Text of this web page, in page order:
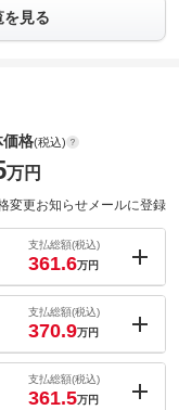
を見る
価格(税込)
万円
変更お知らせメールに登録
支払総額(税込)
361.6万円
支払総額(税込)
370.9万円
支払総額(税込)
361.5万円